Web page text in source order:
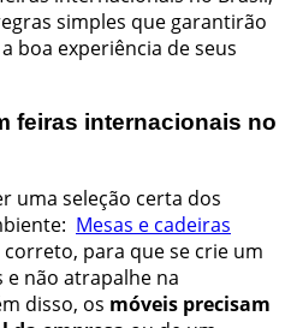
simples que garantirão
boa experiência de seus
feiras internacionais no
uma seleção certa dos
Mesas e cadeiras
para que se crie um
não atrapalhe na
disso, os móveis precisam